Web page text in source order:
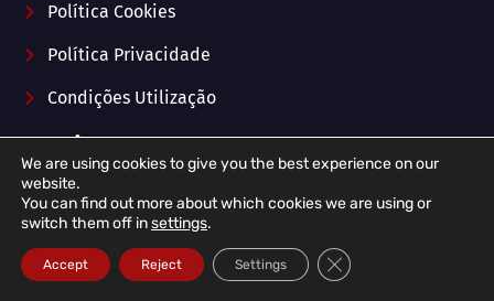
Política Cookies
Política Privacidade
Condições Utilização
Serviços IT
Contrato "IT Unlimited"
Consultadoria Informática
We are using cookies to give you the best experience on our
website.
You can find out more about which cookies we are using or
switch them off insettings.
Accept Reject Settings Close GDPR Cookie